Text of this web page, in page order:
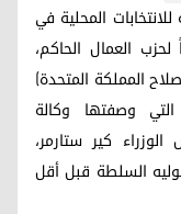
للانتخابات المحلية في
لحزب العمال الحاكم،
المملكة المتحدة)
وصفتها وكالة
كير ستارمر،
السلطة قبل أقل